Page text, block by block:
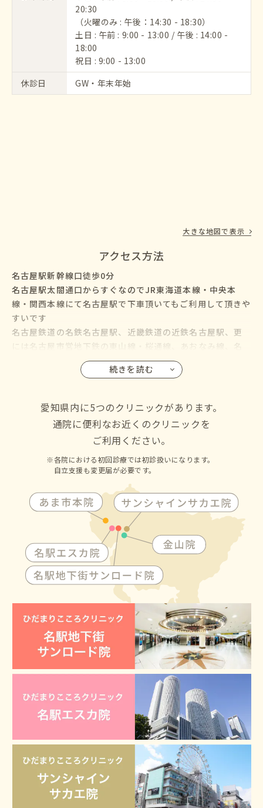
20:30
（火曜のみ : 午後：14:30 - 18:30）
土日 : 午前 : 9:00 - 13:00 / 午後 : 14:00 -
18:00
祝日 : 9:00 - 13:00
休診日
GW・年末年始
大きな地図で表示
アクセス方法
名古屋駅新幹線口徒歩0分
名古屋駅太閤通口からすぐなのでJR東海道本線・中央本
線・関西本線にて名古屋駅で下車頂いてもご利用して頂きや
すいです
名古屋鉄道の名鉄名古屋駅、近畿鉄道の近鉄名古屋駅、更
には名古屋市営地下鉄の東山線・桜通線、あおなみ線、名
鉄バス・名古屋市営バスも名古屋駅に乗り入れているので、
名古屋市の千種区・東区・北区・西区・中村区・中区・昭
区・名東区・天白区にお住いの方からも通院して頂けます
続きを読む
愛知県内に5つのクリニックがあります。
通院に便利なお近くのクリニックを
ご利用ください。
各院における初回診療では初診扱いになります。
自立支援も変更届が必要です。